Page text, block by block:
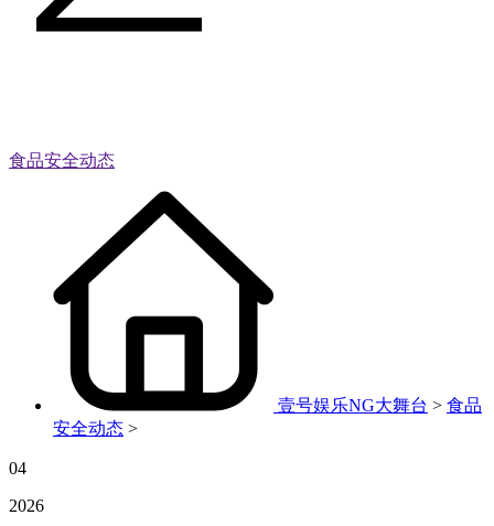
食品安全动态
壹号娱乐NG大舞台 > 食品
安全动态 >
04
2026